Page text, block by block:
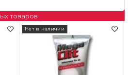
товаров
Нет в наличии